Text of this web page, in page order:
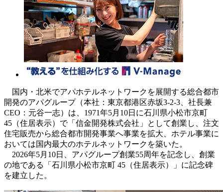
国内・北米でアパホテルネットワークを展開する総合都市
開発のアパグループ（本社：東京都港区赤坂3-2-3、社長兼
CEO：元谷一志）は、1971年5月10日に石川県小松市京町
45（住居表示）で「信金開発株式会社」として創業し、注文
住宅販売から総合都市開発事業へ事業を拡大、ホテル事業に
おいては国内最大のホテルネットワークを築いた。
2026年5月10日、アパグループ創業55周年を記念し、創業
の地である「石川県小松市京町 45（住居表示）」に記念碑
を建立した。